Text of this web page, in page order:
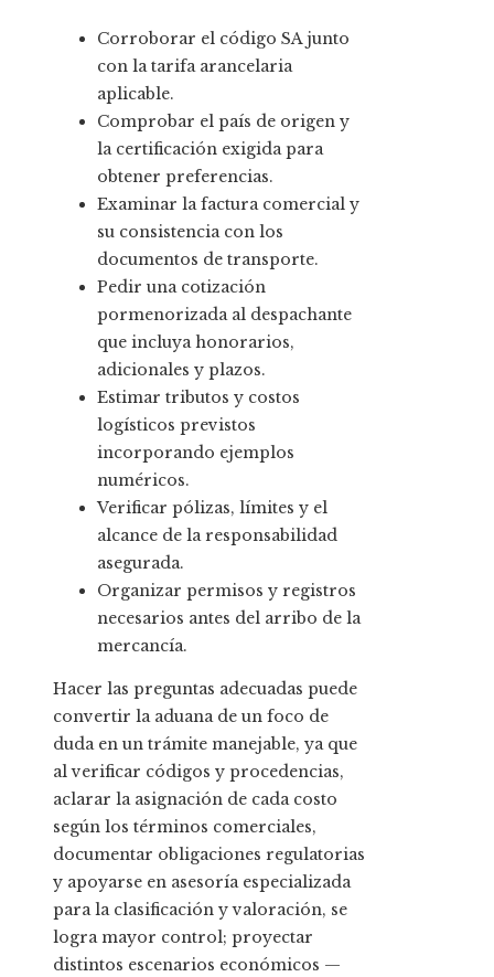
Corroborar el código SA junto
con la tarifa arancelaria
aplicable.
Comprobar el país de origen y
la certificación exigida para
obtener preferencias.
Examinar la factura comercial y
su consistencia con los
documentos de transporte.
Pedir una cotización
pormenorizada al despachante
que incluya honorarios,
adicionales y plazos.
Estimar tributos y costos
logísticos previstos
incorporando ejemplos
numéricos.
Verificar pólizas, límites y el
alcance de la responsabilidad
asegurada.
Organizar permisos y registros
necesarios antes del arribo de la
mercancía.
Hacer las preguntas adecuadas puede
convertir la aduana de un foco de
duda en un trámite manejable, ya que
al verificar códigos y procedencias,
aclarar la asignación de cada costo
según los términos comerciales,
documentar obligaciones regulatorias
y apoyarse en asesoría especializada
para la clasificación y valoración, se
logra mayor control; proyectar
distintos escenarios económicos —